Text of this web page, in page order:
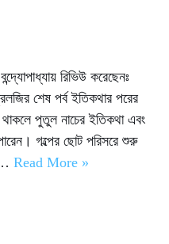
রিভিউ করেছেনঃ
শেষ পর্ব ইতিকথার পরের
পুতুল নাচের ইতিকথা এবং
গল্পের ছোট পরিসরে শুরু
Read More »